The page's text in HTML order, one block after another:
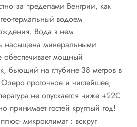
за пределами Венгрии, как
термальный водоем
Вода в нем
насыщена минеральными
обеспечивает мощный
бьющий на глубине 38 метров в
проточное и чистейшее,
не опускается ниже +22С
принимает гостей круглый год!
микроклимат : вокруг